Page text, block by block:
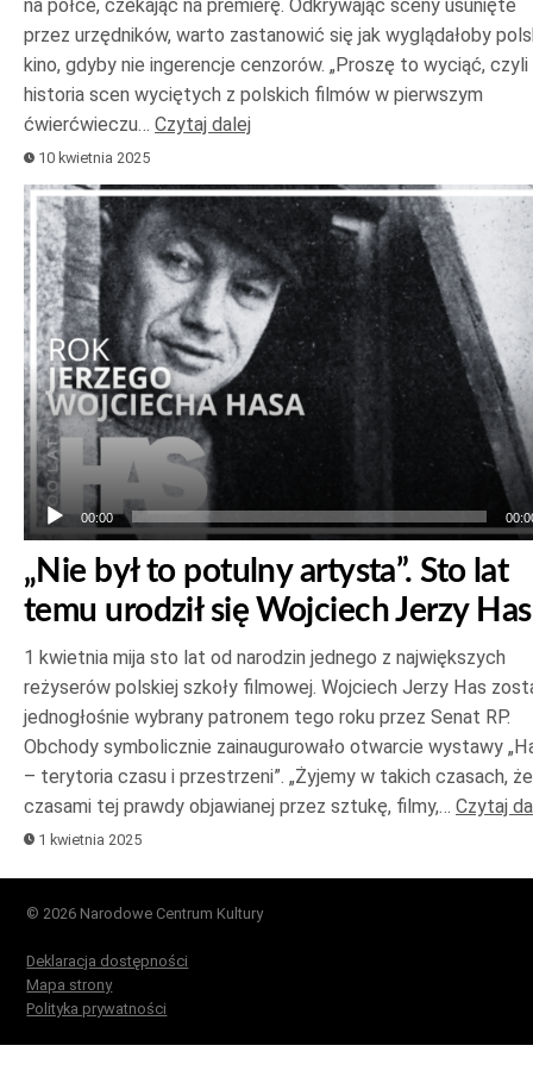
na półce, czekając na premierę. Odkrywając sceny usunięte
przez urzędników, warto zastanowić się jak wyglądałoby
kino, gdyby nie ingerencje cenzorów. „Proszę to wyciąć, czyli
historia scen wyciętych z polskich filmów w pierwszym
ćwierćwieczu… Czytaj dalej
10 kwietnia 2025
Odtwarzacz
plików
dźwiękowych
00:00
„Nie był to potulny artysta”. Sto lat
temu urodził się Wojciech Jerzy Has
1 kwietnia mija sto lat od narodzin jednego z największych
reżyserów polskiej szkoły filmowej. Wojciech Jerzy Has
jednogłośnie wybrany patronem tego roku przez Senat RP.
Obchody symbolicznie zainaugurowało otwarcie wystawy
– terytoria czasu i przestrzeni”. „Żyjemy w takich czasach, że
czasami tej prawdy objawianej przez sztukę, filmy,… Czytaj
1 kwietnia 2025
© 2026 Narodowe Centrum Kultury
Deklaracja dostępności
Mapa strony
Polityka prywatności